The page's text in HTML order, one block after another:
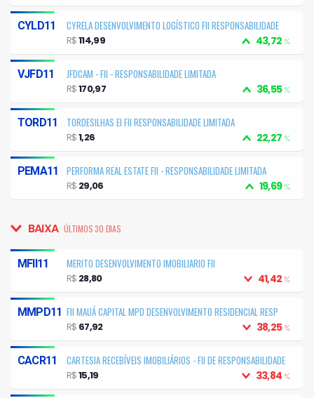
CYLD11
CYRELA DESENVOLVIMENTO LOGÍSTICO FII RESPONSABILIDADE
LIMITADA
43,72 %
R$114,99
VJFD11
JFDCAM - FII - RESPONSABILIDADE LIMITADA
36,55%
R$170,97
TORD11
TORDESILHAS EI FII RESPONSABILIDADE LIMITADA
22,27 %
R$1,26
PEMA11
PERFORMA REAL ESTATE FII - RESPONSABILIDADE LIMITADA
19,69%
R$ 29,06
BAIXA ÚLTIMOS 30 DIAS
MFII11
MERITO DESENVOLVIMENTO IMOBILIARIO FII
41,42 %
R$ 28,80
MMPD11 FII MAUÁ CAPITAL MPD DESENVOLVIMENTO RESIDENCIAL RESP
LIMITADA
38,25%
R$ 67,92
CACR11
CARTESIA RECEBÍVEIS IMOBILIÁRIOS - FII DE RESPONSABILIDADE
LIMITADA
33,84 %
R$15,19